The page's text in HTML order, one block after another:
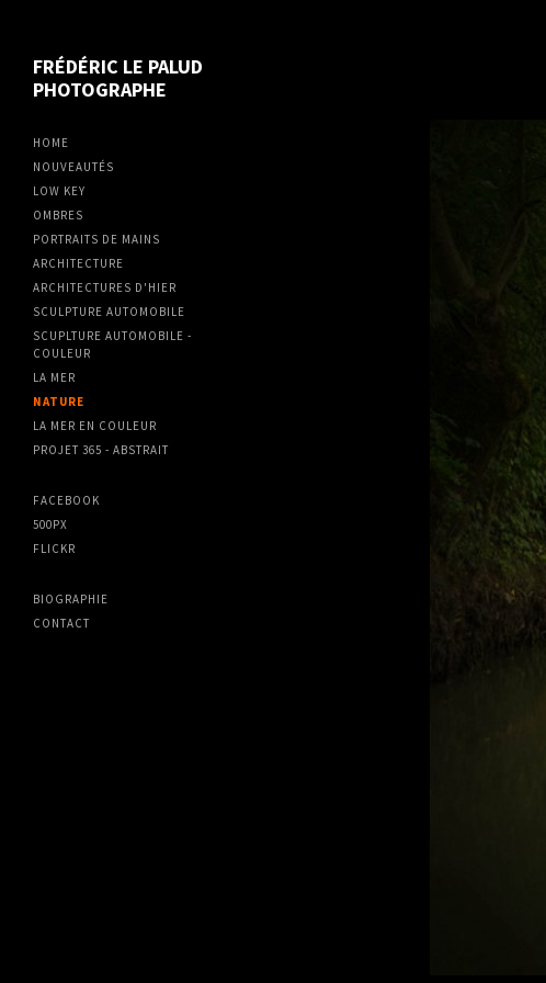
FRÉDÉRIC LE PALUD
PHOTOGRAPHE
HOME
NOUVEAUTÉS
LOW KEY
OMBRES
PORTRAITS DE MAINS
ARCHITECTURE
ARCHITECTURES D'HIER
SCULPTURE AUTOMOBILE
SCUPLTURE AUTOMOBILE -
COULEUR
LA MER
NATURE
LA MER EN COULEUR
PROJET 365 - ABSTRAIT
FACEBOOK
500PX
FLICKR
BIOGRAPHIE
CONTACT